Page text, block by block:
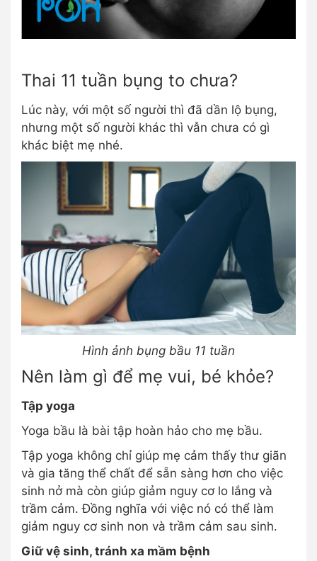
Thai 11 tuần bụng to chưa?
Lúc này, với một số người thì đã dần lộ bụng,
nhưng một số người khác thì vẫn chưa có gì
khác biệt mẹ nhé.
Hình ảnh bụng bầu 11 tuần
Nên làm gì để mẹ vui, bé khỏe?
Tập yoga
Yoga bầu là bài tập hoàn hảo cho mẹ bầu.
Tập yoga không chỉ giúp mẹ cảm thấy thư giãn
và gia tăng thể chất để sẵn sàng hơn cho việc
sinh nở mà còn giúp giảm nguy cơ lo lắng và
trầm cảm. Đồng nghĩa với việc nó có thể làm
giảm nguy cơ sinh non và trầm cảm sau sinh.
Giữ vệ sinh, tránh xa mầm bệnh